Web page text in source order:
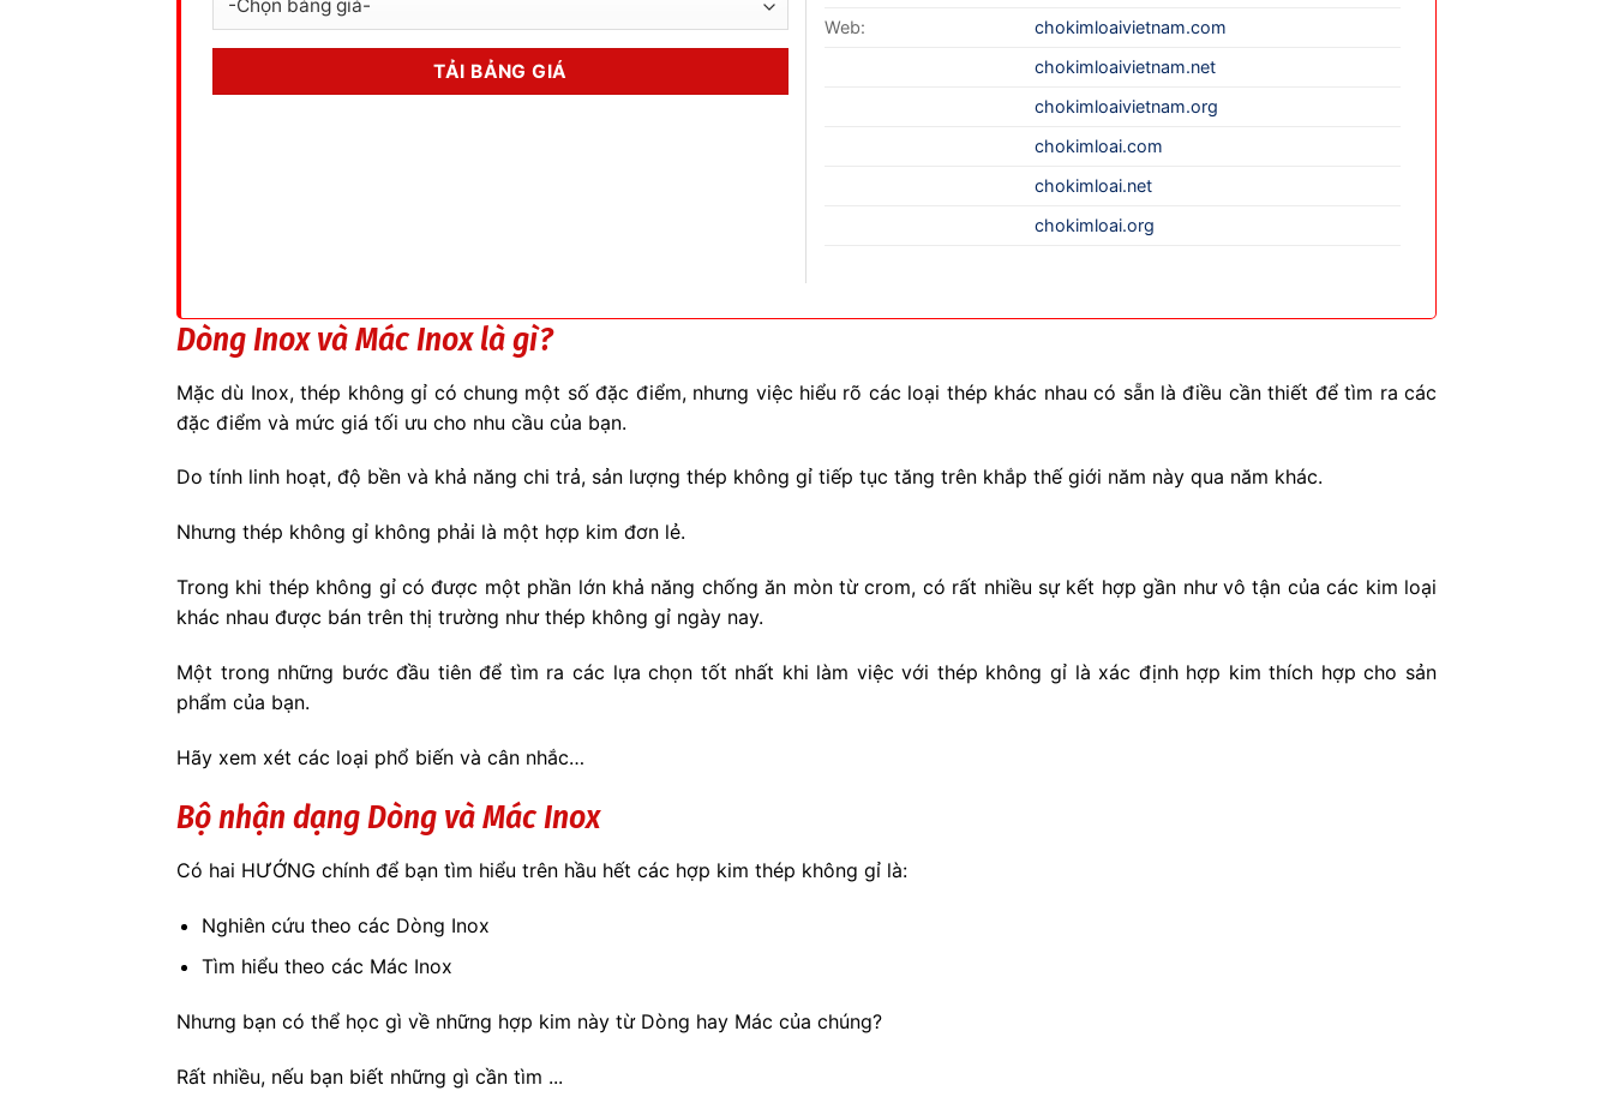
Web:
chokimloaivietnam.com
chokimloaivietnam.net
chokimloaivietnam.org
chokimloai.com
chokimloai.net
chokimloai.org
Dòng Inox và Mác Inox là gì?
Mặc dù Inox, thép không gỉ có chung một số đặc điểm, nhưng việc hiểu rõ các loại thép khác nhau có sẵn là điều cần thiết để tìm ra các
đặc điểm và mức giá tối ưu cho nhu cầu của bạn.
Do tính linh hoạt, độ bền và khả năng chi trả, sản lượng thép không gỉ tiếp tục tăng trên khắp thế giới năm này qua năm khác.
Nhưng thép không gỉ không phải là một hợp kim đơn lẻ.
Trong khi thép không gỉ có được một phần lớn khả năng chống ăn mòn từ crom, có rất nhiều sự kết hợp gần như vô tận của các kim loại
khác nhau được bán trên thị trường như thép không gỉ ngày nay.
Một trong những bước đầu tiên để tìm ra các lựa chọn tốt nhất khi làm việc với thép không gỉ là xác định hợp kim thích hợp cho sản
phẩm của bạn.
Hãy xem xét các loại phổ biến và cân nhắc…
Bộ nhận dạng Dòng và Mác Inox
Có hai HƯỚNG chính để bạn tìm hiểu trên hầu hết các hợp kim thép không gỉ là:
Nghiên cứu theo các Dòng Inox
Tìm hiểu theo các Mác Inox
Nhưng bạn có thể học gì về những hợp kim này từ Dòng hay Mác của chúng?
Rất nhiều, nếu bạn biết những gì cần tìm ...